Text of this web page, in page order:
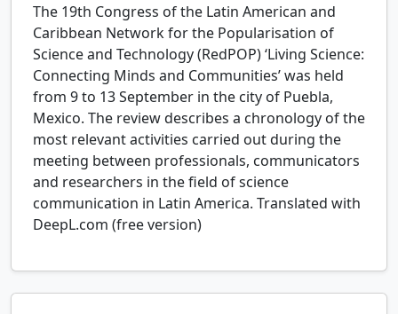
The 19th Congress of the Latin American and
Caribbean Network for the Popularisation of
Science and Technology (RedPOP) ‘Living Science:
Connecting Minds and Communities’ was held
from 9 to 13 September in the city of Puebla,
Mexico. The review describes a chronology of the
most relevant activities carried out during the
meeting between professionals, communicators
and researchers in the field of science
communication in Latin America. Translated with
DeepL.com (free version)